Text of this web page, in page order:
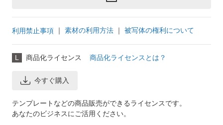
利用禁止事項 ｜ 素材の利用方法 ｜ 被写体の権利について
L 商品化ライセンス 商品化ライセンスとは？
今すぐ購入
テンプレートなどの商品販売ができるライセンスです。
あなたのビジネスにご活用ください。